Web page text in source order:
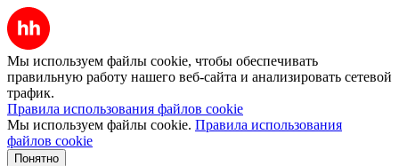
Мы используем файлы cookie, чтобы обеспечивать
правильную работу нашего веб-сайта и анализировать сетевой
трафик.
Правила использования файлов cookie
Мы используем файлы cookie. Правила использования
файлов cookie
Понятно